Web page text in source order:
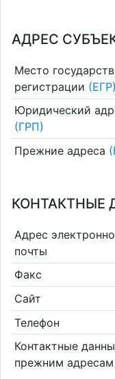
АДРЕС
Место
регистрации (ЕГР)
Юридический
(ГРП)
Прежние адреса
КОНТАКТНЫЕ
Адрес
почты
Факс
Сайт
Телефон
Контактные
прежним адресам